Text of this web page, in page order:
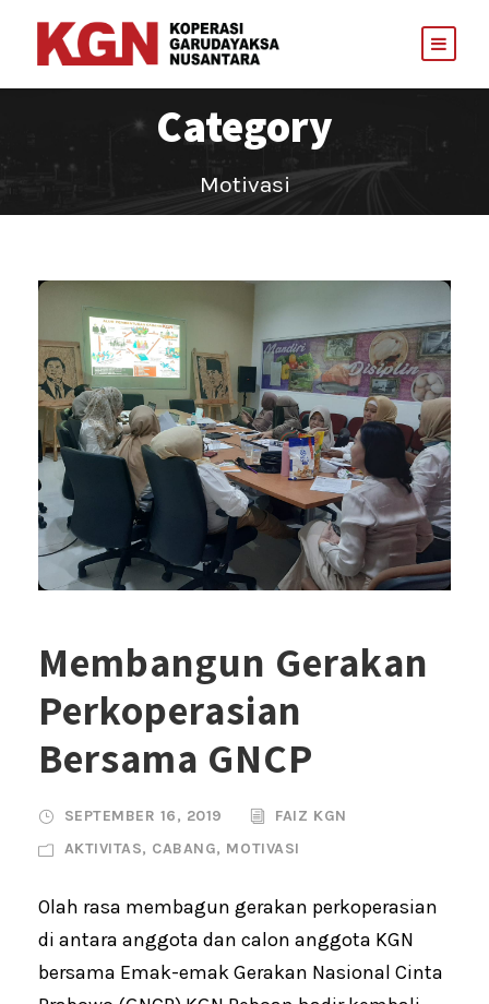
Category
Motivasi
Membangun Gerakan
Perkoperasian
Bersama GNCP
SEPTEMBER 16, 2019
FAIZ KGN
AKTIVITAS, CABANG, MOTIVASI
Olah rasa membagun gerakan perkoperasian
di antara anggota dan calon anggota KGN
bersama Emak-emak Gerakan Nasional Cinta